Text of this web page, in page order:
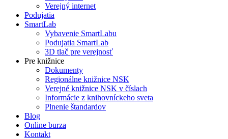
Verejný internet
Podujatia
SmartLab
Vybavenie SmartLabu
Podujatia SmartLab
3D tlač pre verejnosť
Pre knižnice
Dokumenty
Regionálne knižnice NSK
Verejné knižnice NSK v číslach
Informácie z knihovníckeho sveta
Plnenie štandardov
Blog
Online burza
Kontakt